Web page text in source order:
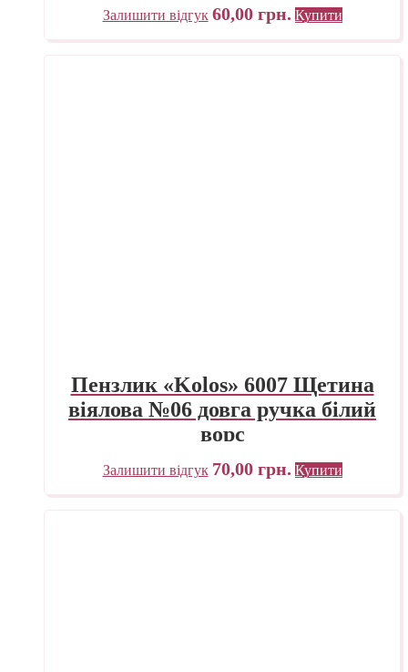
Залишити відгук 60,00 грн. Купити
Пензлик «Kolos» 6007 Щетина
віялова №06 довга ручка білий
ворс
Залишити відгук 70,00 грн. Купити